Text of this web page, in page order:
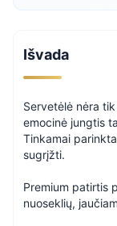
Išvada
Servetėlė nėra
emocinė jungtis
Tinkamai
sugrįžti.
Premium patirtis
nuoseklių,